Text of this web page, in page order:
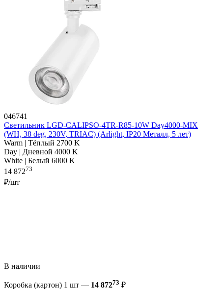
046741
Светильник LGD-CALIPSO-4TR-R85-10W Day4000-MIX
(WH, 38 deg, 230V, TRIAC) (Arlight, IP20 Металл, 5 лет)
Warm | Тёплый 2700 K
Day | Дневной 4000 K
White | Белый 6000 K
14 87273
₽/шт
В наличии
Коробка (картон) 1 шт — 14 87273 ₽